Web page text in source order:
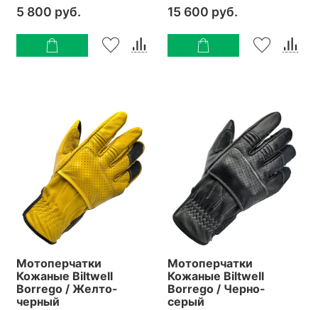
5 800 руб. 15 600 руб.
Мотоперчатки
Кожаные Biltwell
Borrego / Желто-
черный
Мотоперчатки
Кожаные Biltwell
Borrego / Черно-
серый